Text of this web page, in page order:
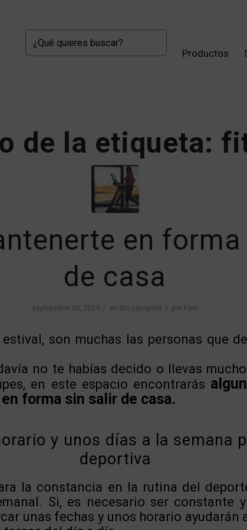
Productos
de la etiqueta:
en
de casa
septiembre 30, 2024 / en Sin categoría / por Ferri
son muchas las personas que
no te habías decido o llevas
en este espacio encontrarás
forma sin salir de casa.
y unos días a la semana
deportiva
la constancia en la rutina del
Si, es necesario ser constante
unas fechas y unos horario ayudarán